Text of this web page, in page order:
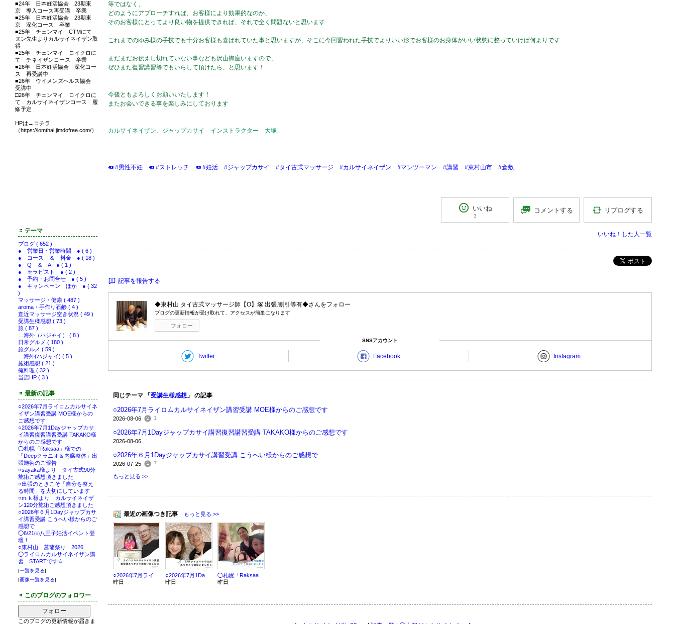
■24年 日本妊活協会 23期東
京 導入コース再受講 卒業
■25年 日本妊活協会 23期東
京 深化コース 卒業
■25年 チェンマイ CTMにて
ヌン先生よりカルサイネイザン取
得
■25年 チェンマイ ロイクロに
て チネイザンコース 卒業
■26年 日本妊活協会 深化コー
ス 再受講中
■26年 ウイメンズヘルス協会
受講中
□26年 チェンマイ ロイクロに
て カルサイネイザンコース 履
修予定
HPは→コチラ
（https://lomthai.jimdofree.com/）
テーマ
ブログ ( 652 )
● 営業日・営業時間 ● ( 6 )
● コース ＆ 料金 ● ( 18 )
● Q ＆ A ● ( 1 )
● セラピスト ● ( 2 )
● 予約・お問合せ ● ( 5 )
● キャンペーン ほか ● ( 32
)
マッサージ・健康 ( 487 )
aroma・手作り石鹸 ( 4 )
直近マッサージ空き状況 ( 49 )
受講生様感想 ( 73 )
旅 ( 87 )
…海外（ハジャイ） ( 8 )
日常グルメ ( 180 )
旅グルメ ( 59 )
…海外(ハジャイ) ( 5 )
施術感想 ( 21 )
俺料理 ( 32 )
当店HP ( 3 )
最新の記事
○2026年7月ライロムカルサイネ
イザン講習受講 MOE様からの
ご感想です
○2026年7月1Dayジャップカサ
イ講習復習講習受講 TAKAKO様
からのご感想です
◯札幌「Raksaa」様での
「Deepクラニオ＆内臓整体」出
張施術のご報告
○sayaka様より タイ古式90分
施術ご感想頂きました
○出張のときこそ「自分を整え
る時間」を大切にしています
○m.ｋ様より カルサイネイザ
ン120分施術ご感想頂きました
○2026年６月1Dayジャップカサ
イ講習受講 こうへい様からのご
感想で
◯6/21㈰八王子妊活イベント登
壇！
○東村山 菖蒲祭り 2026
◯ライロムカルサイネイザン講
習 STARTです☆
[一覧を見る]
[画像一覧を見る]
このブログのフォロワー
フォロー
このブログの更新情報が届きま
等ではなく、
どのようにアプローチすれば、お客様により効果的なのか、
そのお客様にとってより良い物を提供できれば、それで全く問題ないと思います
これまでのゆみ様の手技でも十分お客様も喜ばれていた事と思いますが、そこに今回習われた手技でよりいい形でお客様のお身体がいい状態に整っていけば何よりです
まだまだお伝えし切れていない事なども沢山御座いますので、
ぜひまた復習講習等でもいらして頂けたら、と思います！
今後ともよろしくお願いいたします！
またお会いできる事を楽しみにしております
カルサイネイザン、ジャップカサイ インストラクター 大塚
#男性不妊 #ストレッチ #妊活 #ジャップカサイ #タイ古式マッサージ #カルサイネイザン #マンツーマン #講習 #東村山市 #倉敷
いいね
3
コメントする リブログする
いいね！した人一覧
ポスト
記事を報告する
◆東村山 タイ古式マッサージ師【O】塚 出張.割引等有◆さんをフォロー
ブログの更新情報が受け取れて、アクセスが簡単になります
フォロー
SNSアカウント
Twitter Facebook Instagram
同じテーマ 「 受講生様感想 」 の記事
○2026年7月ライロムカルサイネイザン講習受講 MOE様からのご感想です
2026-08-06 1
○2026年7月1Dayジャップカサイ講習復習講習受講 TAKAKO様からのご感想です
2026-08-06
○2026年６月1Dayジャップカサイ講習受講 こうへい様からのご感想で
2026-07-25 7
もっと見る >>
最近の画像つき記事 もっと見る >>
昨日
昨日
昨日